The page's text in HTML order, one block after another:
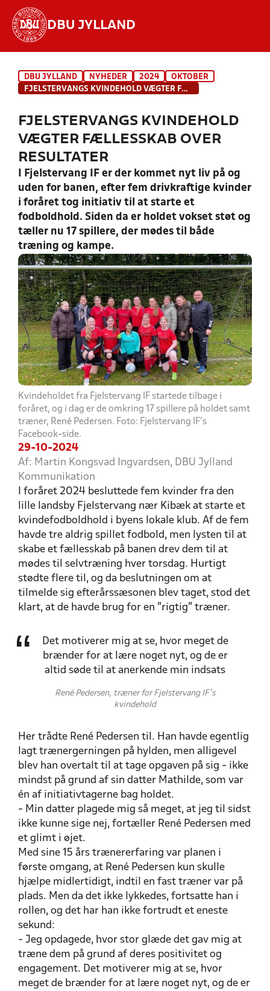
DBU JYLLAND
INDHOLD OG NYHEDER
HOLD
DBU JYLLAND NYHEDER 2024
OKTOBER
FJELSTERVANGS KVINDEHOLD VÆGTER FÆLLESSKAB OVER RESULTATER
FJELSTERVANGS KVINDEHOLD
VÆGTER FÆLLESSKAB OVER
RESULTATER
I Fjelstervang IF er der kommet nyt liv på og
uden for banen, efter fem drivkraftige kvinder
i foråret tog initiativ til at starte et
fodboldhold. Siden da er holdet vokset støt og
tæller nu 17 spillere, der mødes til både
træning og kampe.
Kvindeholdet fra Fjelstervang IF startede tilbage i
foråret, og i dag er de omkring 17 spillere på holdet samt
træner, René Pedersen. Foto: Fjelstervang IF's
Facebook-side.
29-10-2024
Af: Martin Kongsvad Ingvardsen, DBU Jylland
Kommunikation
I foråret 2024 besluttede fem kvinder fra den
lille landsby Fjelstervang nær Kibæk at starte et
kvindefodboldhold i byens lokale klub. Af de fem
havde tre aldrig spillet fodbold, men lysten til at
skabe et fællesskab på banen drev dem til at
mødes til selvtræning hver torsdag. Hurtigt
stødte flere til, og da beslutningen om at
tilmelde sig efterårssæsonen blev taget, stod det
klart, at de havde brug for en "rigtig" træner.
Det motiverer mig at se, hvor meget de
brænder for at lære noget nyt, og de er
altid søde til at anerkende min indsats
René Pedersen, træner for Fjelstervang IF's
kvindehold
Her trådte René Pedersen til. Han havde egentlig
lagt trænergerningen på hylden, men alligevel
blev han overtalt til at tage opgaven på sig - ikke
mindst på grund af sin datter Mathilde, som var
én af initiativtagerne bag holdet.
- Min datter plagede mig så meget, at jeg til sidst
ikke kunne sige nej, fortæller René Pedersen med
et glimt i øjet.
Med sine 15 års trænererfaring var planen i
første omgang, at René Pedersen kun skulle
hjælpe midlertidigt, indtil en fast træner var på
plads. Men da det ikke lykkedes, fortsatte han i
rollen, og det har han ikke fortrudt et eneste
sekund:
- Jeg opdagede, hvor stor glæde det gav mig at
træne dem på grund af deres positivitet og
engagement. Det motiverer mig at se, hvor
meget de brænder for at lære noget nyt, og de er